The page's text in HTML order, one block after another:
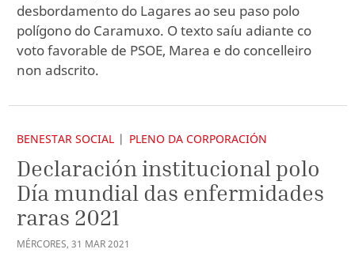
desbordamento do Lagares ao seu paso polo
polígono do Caramuxo. O texto saíu adiante co
voto favorable de PSOE, Marea e do concelleiro
non adscrito.
BENESTAR SOCIAL PLENO DA CORPORACIÓN
Declaración institucional polo
Día mundial das enfermidades
raras 2021
MÉRCORES, 31 MAR2021